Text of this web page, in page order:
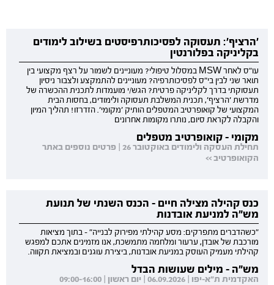
'הרציף': תעסוקה לפסיכותרפיסטים בשילוב לימודים
בקליניקה בפלורנטין
עו"ס לאחר MSW במסלול טיפולי? מעוניינים לשמור על רצף מקצועי בין
תואר שני לבין בי"ס לפסיכותרפיה? מעוניינים להתמקצע ולצבור ניסיון
תעסוקתי בדרך לקליניקה פרטית? הגש/י מועמדות לתכנית ההכשרה של
מדרשת 'הרציף', תכנית המשלבת תעסוקה ולימודים, בחסות הבית
המקצועי של קואופרטיב המטפלים הותיק 'מקומי'. הזדרזו! תהליך המיון
והקבלה לקראת סיום, נותרו מקומות אחרונים
מקומי - קואופרטיב מטפלים
תחילת העסקה ולימודים באוקטובר 26 | פרטים נוספים באתר
הקואופרטיב >>
כנס קהילה מצילה חיים - הכנס השנתי של תנועת
מש"ה למניעת אובדנות
"כשהדברים מתפרקים: מסע קהילתי מפירוק לבנייה" - בתוך מציאות
מורכבת של אובדן, ערעור ומלחמה מתמשכת, אנו מזמינים אתכם למפגש
קהילתי מעמיק העוסק במניעת אובדנות, ביצירת עוגנים ובמציאת תקווה.
מש"ה - מילים שעושות הבדל
האקדמית ת"א-יפו | 06.09.2026 | יום ראשון | 09:00-16:00